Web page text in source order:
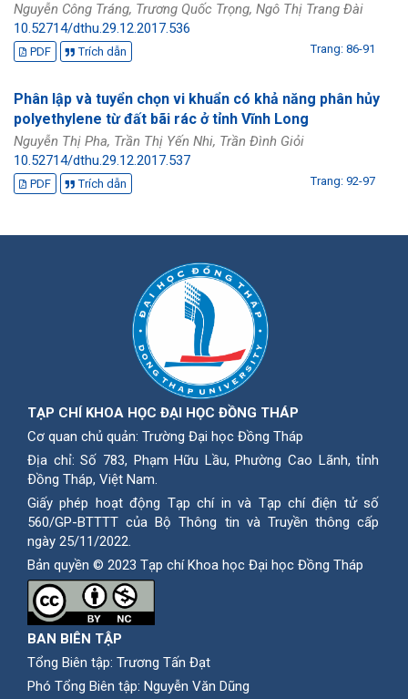
Nguyễn Công Tráng, Trương Quốc Trọng, Ngô Thị Trang Đài
10.52714/dthu.29.12.2017.536
PDF Trích dẫn Trang: 86-91
Phân lập và tuyển chọn vi khuẩn có khả năng phân hủy
polyethylene từ đất bãi rác ở tỉnh Vĩnh Long
Nguyễn Thị Pha, Trần Thị Yến Nhi, Trần Đình Giỏi
10.52714/dthu.29.12.2017.537
PDF Trích dẫn Trang: 92-97
TẠP CHÍ KHOA HỌC ĐẠI HỌC ĐỒNG THÁP
Cơ quan chủ quản: Trường Đại học Đồng Tháp
Địa chỉ: Số 783, Phạm Hữu Lầu, Phường Cao Lãnh, tỉnh
Ðồng Tháp, Việt Nam.
Giấy phép hoạt động Tạp chí in và Tạp chí điện tử số
560/GP-BTTTT của Bộ Thông tin và Truyền thông cấp
ngày 25/11/2022.
Bản quyền © 2023 Tạp chí Khoa học Đại học Đồng Tháp
BAN BIÊN TẬP
Tổng Biên tập: Trương Tấn Đạt
Phó Tổng Biên tập: Nguyễn Văn Dũng